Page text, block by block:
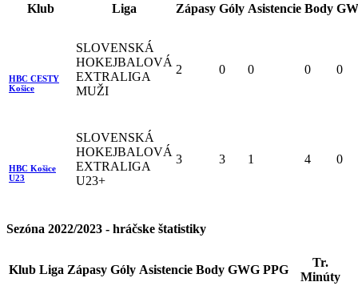
Klub Liga Zápasy Góly Asistencie Body
HBC CESTY
Košice
SLOVENSKÁ
HOKEJBALOVÁ
EXTRALIGA
MUŽI
2 0 0 0 0
HBC Košice
U23
SLOVENSKÁ
HOKEJBALOVÁ
EXTRALIGA
U23+
3 3 1 4 0
Sezóna 2022/2023 - hráčske štatistiky
Klub Liga Zápasy Góly Asistencie Body GWG PPG
Tr.
Minúty